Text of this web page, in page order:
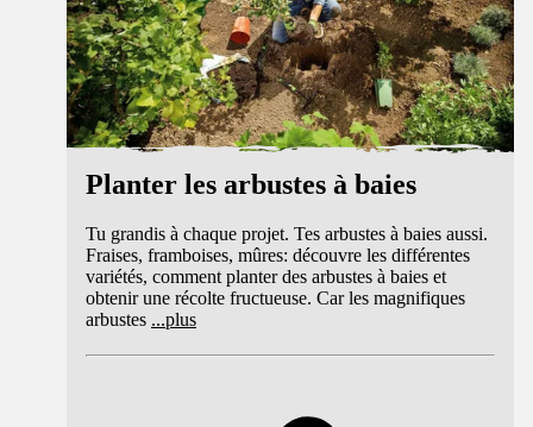
Planter les arbustes à baies
Tu grandis à chaque projet. Tes arbustes à baies aussi.
Fraises, framboises, mûres: découvre les différentes
variétés, comment planter des arbustes à baies et
obtenir une récolte fructueuse. Car les magnifiques
arbustes ...plus